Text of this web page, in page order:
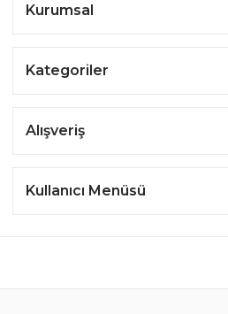
Kurumsal
Kategoriler
Alışveriş
Kullanıcı Menüsü